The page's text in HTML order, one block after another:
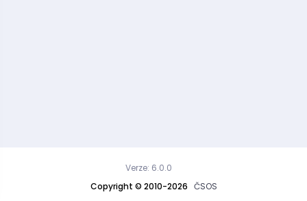
Copyright © 2010-2026 ČSOS
Verze: 6.0.0